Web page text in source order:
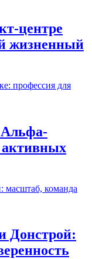
центре
жизненный
активных
Донстрой: